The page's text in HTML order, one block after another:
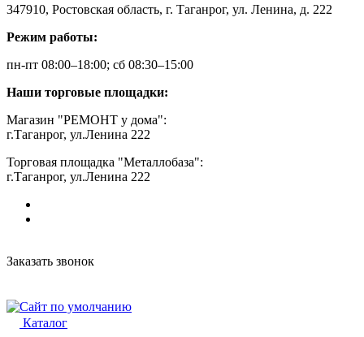
347910, Ростовская область, г. Таганрог, ул. Ленина, д. 222
Режим работы:
пн-пт 08:00–18:00; сб 08:30–15:00
Наши торговые площадки:
Магазин "РЕМОНТ у дома":
г.Таганрог, ул.Ленина 222
Торговая площадка "Металлобаза":
г.Таганрог, ул.Ленина 222
Заказать звонок
Каталог